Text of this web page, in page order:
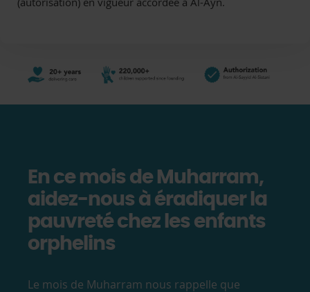
En ce mois de Muharram,
aidez-nous à éradiquer la
pauvreté chez les enfants
orphelins
Le mois de Muharram nous rappelle que